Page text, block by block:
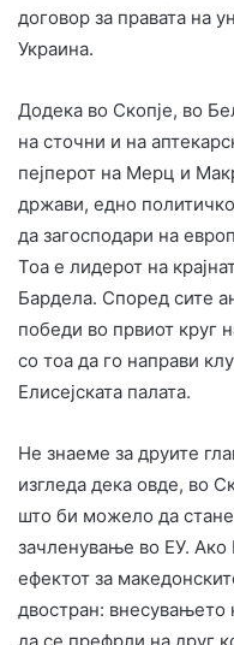
договор за правата на
Украина.
Додека во Скопје, во
на сточни и на
пејперот на Мерц и
држави, едно
да загосподари на
Тоа е лидерот на
Бардела. Според сите
победи во првиот круг
со тоа да го направи
Елисејската палата.
Не знаеме за друите
изгледа дека овде, во
што би можело да
зачленување во ЕУ. Ако
ефектот за
двостран: внесувањето